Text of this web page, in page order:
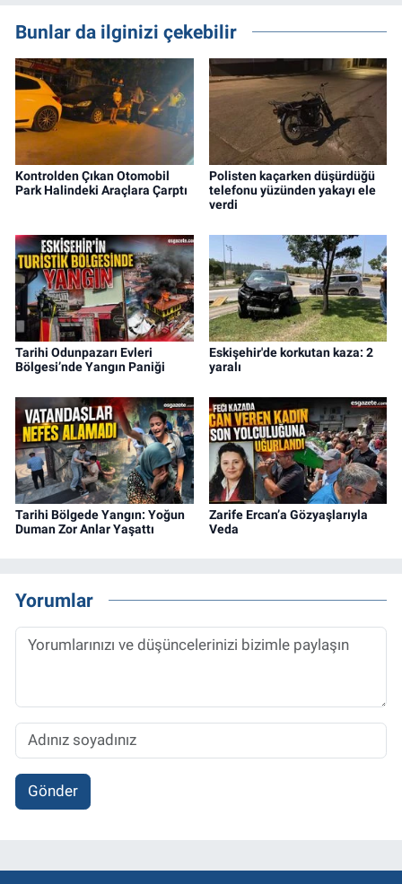
Bunlar da ilginizi çekebilir
Kontrolden Çıkan Otomobil
Park Halindeki Araçlara Çarptı
Polisten kaçarken düşürdüğü
telefonu yüzünden yakayı ele
verdi
Tarihi Odunpazarı Evleri
Bölgesi’nde Yangın Paniği
Eskişehir'de korkutan kaza: 2
yaralı
Tarihi Bölgede Yangın: Yoğun
Duman Zor Anlar Yaşattı
Zarife Ercan’a Gözyaşlarıyla
Veda
Yorumlar
Gönder